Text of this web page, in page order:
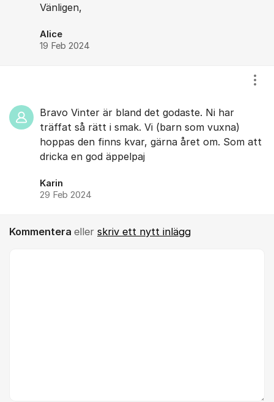
Vänligen,
Alice
19 Feb 2024
Bravo Vinter är bland det godaste. Ni har
träffat så rätt i smak. Vi (barn som vuxna)
hoppas den finns kvar, gärna året om. Som att
dricka en god äppelpaj
Karin
29 Feb 2024
Kommentera eller skriv ett nytt inlägg